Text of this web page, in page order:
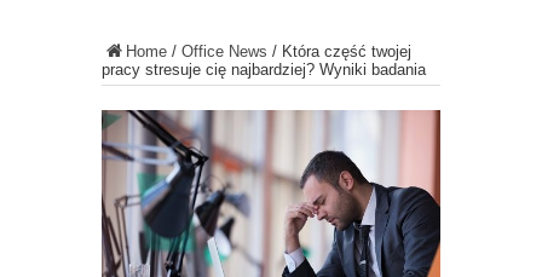
Home / Office News / Która część twojej
pracy stresuje cię najbardziej? Wyniki badania